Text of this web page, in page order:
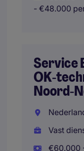
- €48.000
Service
Vast
€60.000